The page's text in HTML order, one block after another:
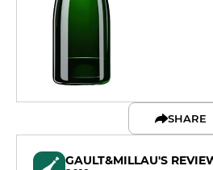
SHARE
GAULT&MILLAU'S